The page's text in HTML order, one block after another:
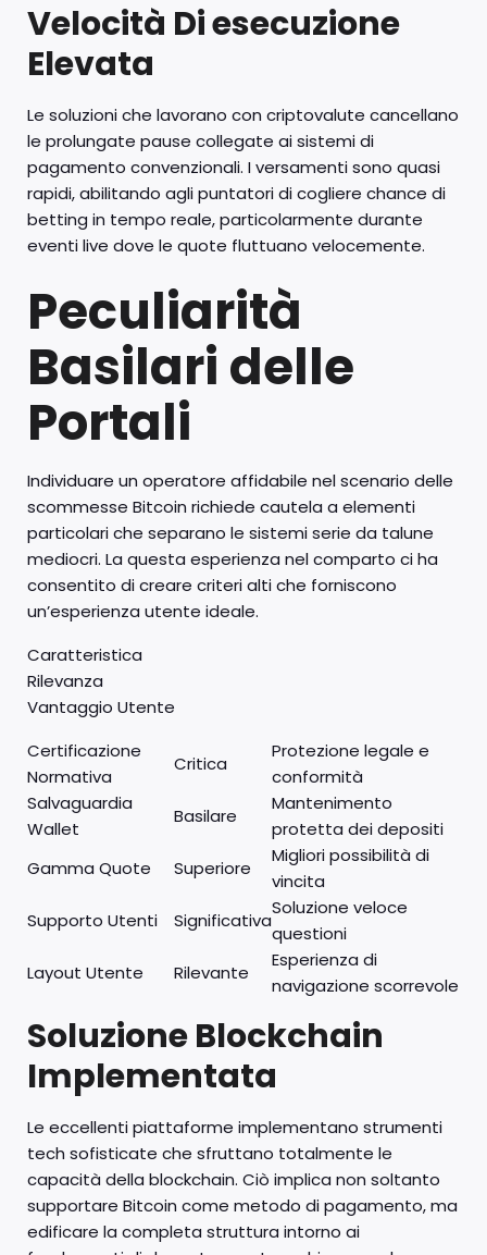
Velocità Di esecuzione
Elevata
Le soluzioni che lavorano con criptovalute cancellano
le prolungate pause collegate ai sistemi di
pagamento convenzionali. I versamenti sono quasi
rapidi, abilitando agli puntatori di cogliere chance di
betting in tempo reale, particolarmente durante
eventi live dove le quote fluttuano velocemente.
Peculiarità
Basilari delle
Portali
Individuare un operatore affidabile nel scenario delle
scommesse Bitcoin richiede cautela a elementi
particolari che separano le sistemi serie da talune
mediocri. La questa esperienza nel comparto ci ha
consentito di creare criteri alti che forniscono
un’esperienza utente ideale.
Caratteristica
Rilevanza
Vantaggio Utente
Certificazione
Normativa
Critica
Protezione legale e
conformità
Salvaguardia
Wallet
Basilare
Mantenimento
protetta dei depositi
Gamma Quote
Superiore
Migliori possibilità di
vincita
Supporto Utenti
Significativa
Soluzione veloce
questioni
Layout Utente
Rilevante
Esperienza di
navigazione scorrevole
Soluzione Blockchain
Implementata
Le eccellenti piattaforme implementano strumenti
tech sofisticate che sfruttano totalmente le
capacità della blockchain. Ciò implica non soltanto
supportare Bitcoin come metodo di pagamento, ma
edificare la completa struttura intorno ai